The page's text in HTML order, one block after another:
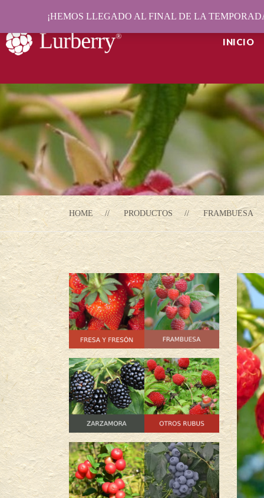
INICIO
HOME PRODUCTOS FRAMBUESA
¡HEMOS LLEGADO AL FINAL DE LA